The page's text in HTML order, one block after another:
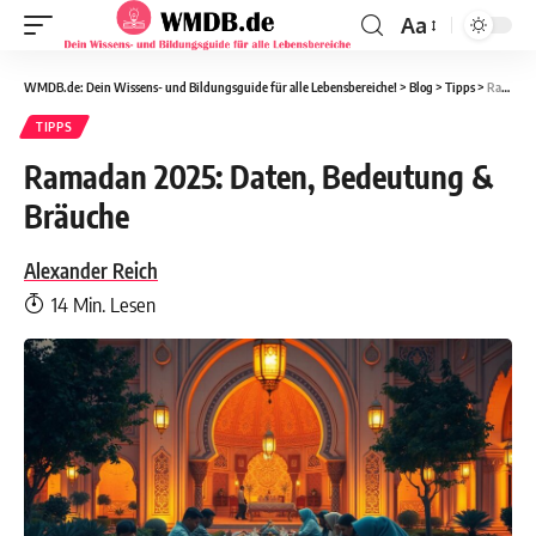
Aa
WMDB.de: Dein Wissens- und Bildungsguide für alle Lebensbereiche! > Blog > Tipps> Ramadan 2025: Daten, Bedeutung & Bräuche
TIPPS
Ramadan 2025: Daten, Bedeutung &
Bräuche
Alexander Reich
14 Min. Lesen